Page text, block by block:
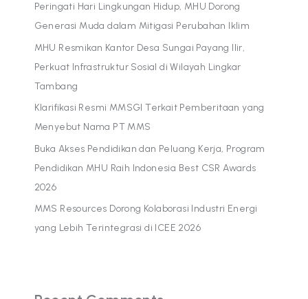
Peringati Hari Lingkungan Hidup, MHU Dorong
Generasi Muda dalam Mitigasi Perubahan Iklim
MHU Resmikan Kantor Desa Sungai Payang Ilir,
Perkuat Infrastruktur Sosial di Wilayah Lingkar
Tambang
Klarifikasi Resmi MMSGI Terkait Pemberitaan yang
Menyebut Nama PT MMS
Buka Akses Pendidikan dan Peluang Kerja, Program
Pendidikan MHU Raih Indonesia Best CSR Awards
2026
MMS Resources Dorong Kolaborasi Industri Energi
yang Lebih Terintegrasi di ICEE 2026